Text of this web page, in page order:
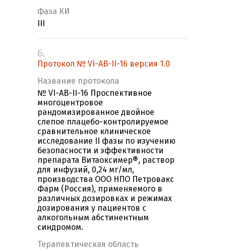
Фаза КИ
6.
Протокол № VI-AB-II-16 версия 1.0
Название протокола
№ VI-AB-II-16 Проспективное
многоцентровое
рандомизированное двойное
слепое плацебо-контролируемое
сравнительное клиническое
исследование II фазы по изучению
безопасности и эффективности
препарата Витаоксимер®, раствор
для инфузий, 0,24 мг/мл,
производства ООО НПО Петровакс
Фарм (Россия), применяемого в
различных дозировках и режимах
дозирования у пациентов с
алкогольным абстинентным
синдромом.
Терапевтическая область